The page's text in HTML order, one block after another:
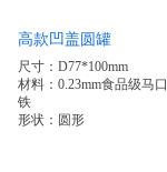
高款凹盖圆罐
尺寸：D77*100mm
材料：0.23mm食品级马口
铁
形状：圆形